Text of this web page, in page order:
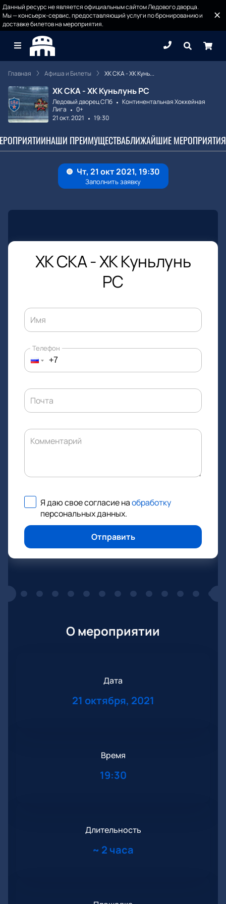
Данный ресурс не является официальным сайтом Ледового дворца.
Мы — консьерж-сервис, предоставляющий услуги по бронированию и
доставке билетов на мероприятия.
Главная Афиша и Билеты ХК СКА - ХК Кунь...
ХК СКА - ХК Куньлунь РС
Ледовый дворец СПб
Континентальная Хоккейная
Лига
0+
21 окт. 2021
19:30
НАШИ ПРЕИМУЩЕСТВАБЛИЖАЙШИЕ МЕРОПРИЯТИЯ
ХК СКА - ХК Куньлунь
РС
Имя
Телефон
Почта
Комментарий
Я даю свое согласие наобработку
персональных данных.
Отправить
О мероприятии
Дата
21 октября, 2021
Время
19:30
Длительность
~ 2 часа